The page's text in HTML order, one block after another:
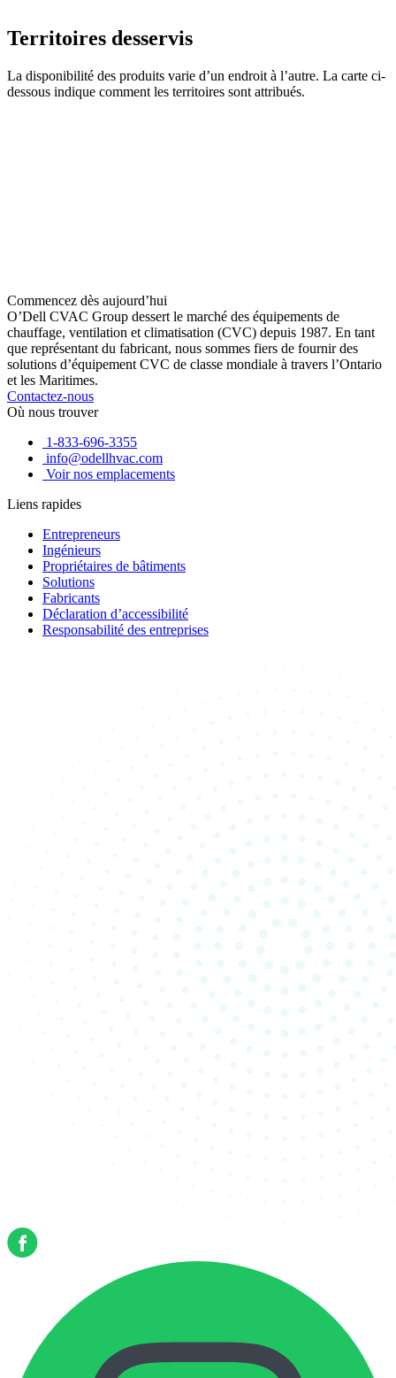
Territoires desservis
La disponibilité des produits varie d’un endroit à l’autre. La carte ci-
dessous indique comment les territoires sont attribués.
Commencez dès aujourd’hui
O’Dell CVAC Group dessert le marché des équipements de
chauffage, ventilation et climatisation (CVC) depuis 1987. En tant
que représentant du fabricant, nous sommes fiers de fournir des
solutions d’équipement CVC de classe mondiale à travers l’Ontario
et les Maritimes.
Contactez-nous
Où nous trouver
1-833-696-3355
info@odellhvac.com
Voir nos emplacements
Liens rapides
Entrepreneurs
Ingénieurs
Propriétaires de bâtiments
Solutions
Fabricants
Déclaration d’accessibilité
Responsabilité des entreprises